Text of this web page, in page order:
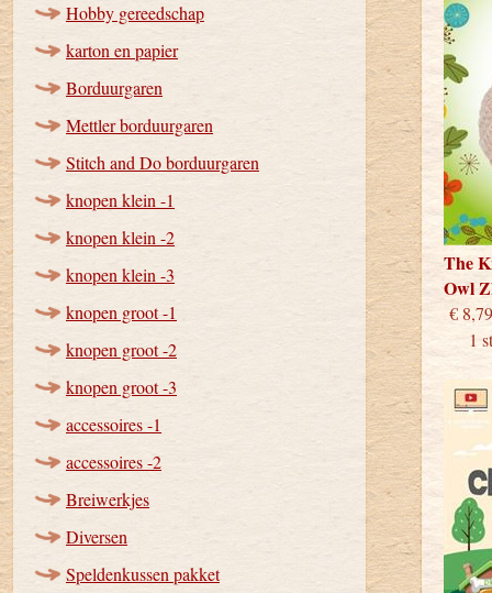
Hobby gereedschap
karton en papier
Borduurgaren
Mettler borduurgaren
Stitch and Do borduurgaren
knopen klein -1
knopen klein -2
knopen klein -3
knopen groot -1
knopen groot -2
knopen groot -3
accessoires -1
accessoires -2
Breiwerkjes
Diversen
Speldenkussen pakket
The
Owl
1